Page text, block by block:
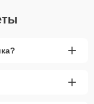
+
+